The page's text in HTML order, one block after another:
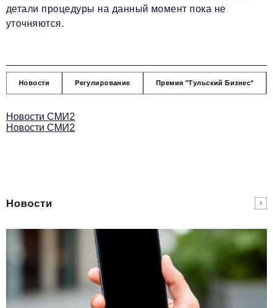
детали процедуры на данный момент пока не
уточняются.
Новости Регулирование Премия "Тульский Бизнес"
Новости СМИ2
Новости СМИ2
Новости